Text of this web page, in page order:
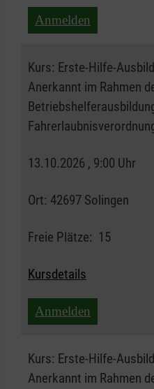
Anmelden
Kurs: Erste-Hilfe-
Anerkannt im Rahmen
13.10.2026 , 9:00 Uhr
Ort: 42697 Solingen
Freie Plätze: 15
Kursdetails
Anmelden
Kurs: Erste-Hilfe-
Anerkannt im Rahmen